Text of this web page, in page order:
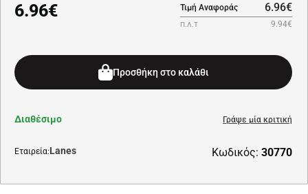
6.96€ Τιμή Αναφοράς 6.96€
Π.Λ.Τ 9.94€
Προσθήκη στο καλάθι
Εταιρεία:Lanes Κωδικός: 30770
Διαθέσιμο Γράψε μία κριτική